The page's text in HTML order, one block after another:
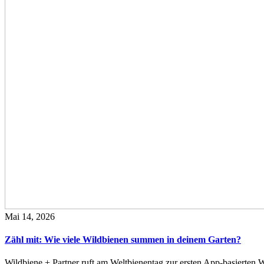
Mai 14, 2026
Zähl mit: Wie viele Wildbienen summen in deinem Garten?